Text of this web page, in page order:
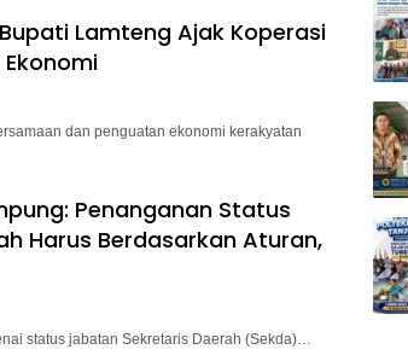
Lamteng Ajak Koperasi
dan penguatan ekonomi kerakyatan
Penanganan Status
Harus Berdasarkan Aturan,
status jabatan Sekretaris Daerah (Sekda)…